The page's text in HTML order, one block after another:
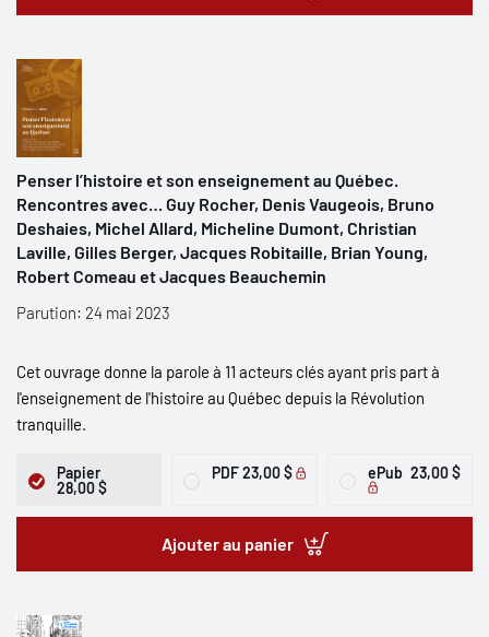
Penser l’histoire et son enseignement au Québec.
Rencontres avec… Guy Rocher, Denis Vaugeois, Bruno
Deshaies, Michel Allard, Micheline Dumont, Christian
Laville, Gilles Berger, Jacques Robitaille, Brian Young,
Robert Comeau et Jacques Beauchemin
Parution: 24 mai 2023
Cet ouvrage donne la parole à 11 acteurs clés ayant pris part à
l'enseignement de l'histoire au Québec depuis la Révolution
tranquille.
Papier
28,00 $
PDF23,00 $ ePub 23,00 $
Ajouter au panier